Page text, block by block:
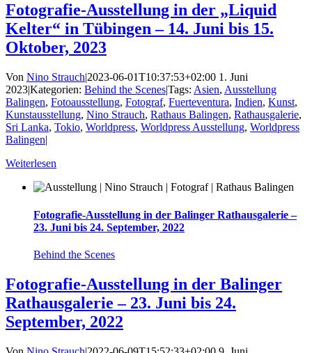
Fotografie-Ausstellung in der „Liquid
Kelter“ in Tübingen – 14. Juni bis 15.
Oktober, 2023
Von Nino Strauch|2023-06-01T10:37:53+02:00 1. Juni
2023|Kategorien: Behind the Scenes|Tags: Asien, Ausstellung
Balingen, Fotoausstellung, Fotograf, Fuerteventura, Indien, Kunst,
Kunstausstellung, Nino Strauch, Rathaus Balingen, Rathausgalerie,
Sri Lanka, Tokio, Worldpress, Worldpress Ausstellung, Worldpress
Balingen|
Weiterlesen
Fotografie-Ausstellung in der Balinger Rathausgalerie –
23. Juni bis 24. September, 2022
Behind the Scenes
Fotografie-Ausstellung in der Balinger
Rathausgalerie – 23. Juni bis 24.
September, 2022